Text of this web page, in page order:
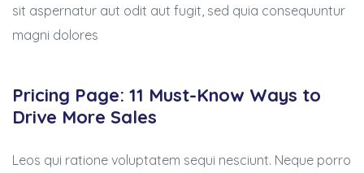
sit aspernatur aut odit aut fugit, sed quia consequuntur
magni dolores
Pricing Page: 11 Must-Know Ways to
Drive More Sales
Leos qui ratione voluptatem sequi nesciunt. Neque porro